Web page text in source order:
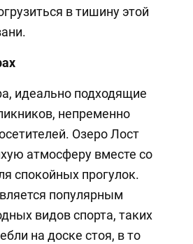
в тишину этой
идеально подходящие
непременно
Озеро Лост
атмосферу вместе со
спокойных прогулок.
популярным
видов спорта, таких
на доске стоя, в то